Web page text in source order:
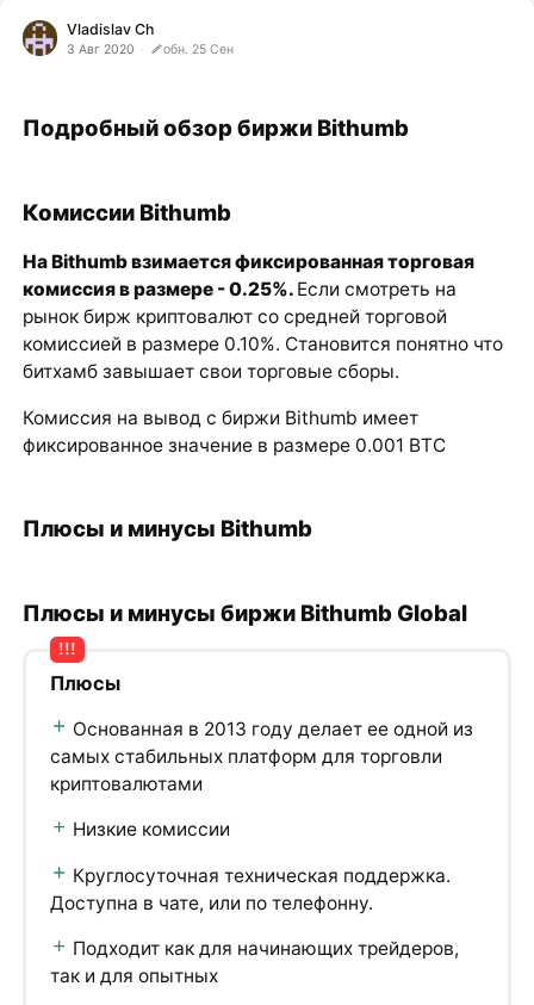
Vladislav Ch
3 Авг 2020 обн. 25 Сен
Подробный обзор биржи Bithumb
Комиссии Bithumb
На Bithumb взимается фиксированная торговая
комиссия в размере - 0.25%. Если смотреть на
рынок бирж криптовалют со средней торговой
комиссией в размере 0.10%. Становится понятно что
битхамб завышает свои торговые сборы.
Комиссия на вывод с биржи Bithumb имеет
фиксированное значение в размере 0.001 BTC
Плюсы и минусы Bithumb
Плюсы и минусы биржи Bithumb Global
Плюсы
Основанная в 2013 году делает ее одной из
самых стабильных платформ для торговли
криптовалютами
Низкие комиссии
Круглосуточная техническая поддержка.
Доступна в чате, или по телефонну.
Подходит как для начинающих трейдеров,
так и для опытных